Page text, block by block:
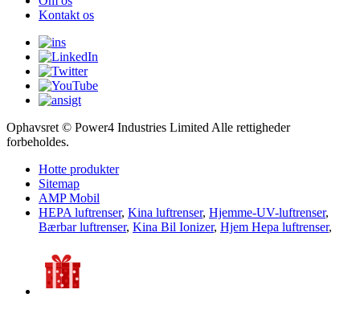
Kontakt os
Ophavsret © Power4 Industries Limited Alle rettigheder
forbeholdes.
Hotte produkter
Sitemap
AMP Mobil
HEPA luftrenser, Kina luftrenser, Hjemme-UV-luftrenser,
Bærbar luftrenser, Kina Bil Ionizer, Hjem Hepa luftrenser,